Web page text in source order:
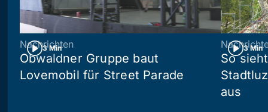
3 Min
Nachrichten
Obwaldner Gruppe baut
Lovemobil für Street Parade
3 Min
So
aus